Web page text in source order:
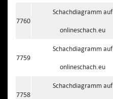
7760
Schachdiagramm auf
onlineschach.eu
7759
Schachdiagramm auf
onlineschach.eu
7758
Schachdiagramm auf